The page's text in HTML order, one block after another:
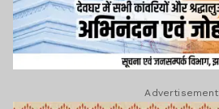
Advertisement